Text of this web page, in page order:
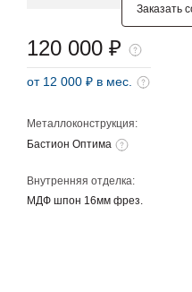
Заказать
Металлоконструкция:
Бастион Оптима
Внутренняя отделка:
МДФ шпон 16мм фрез.
120 000 ₽
от 12 000 ₽ в мес.